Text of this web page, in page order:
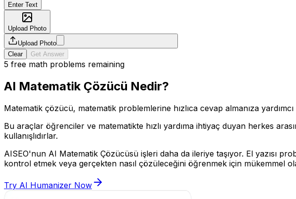
Enter Text
Upload Photo
Upload Photo
Clear
Get Answer
5 free math problems remaining
AI Matematik Çözücü Nedir?
Matematik çözücü, matematik problemlerine hızlıca cevap almanıza
Bu araçlar öğrenciler ve matematikte hızlı yardıma ihtiyaç duyan herkes
kullanışlıdırlar.
AISEO'nun AI Matematik Çözücüsü işleri daha da ileriye taşıyor. El yazısı
kontrol etmek veya gerçekten nasıl çözüleceğini öğrenmek için mükemmel
Try AI Humanizer Now